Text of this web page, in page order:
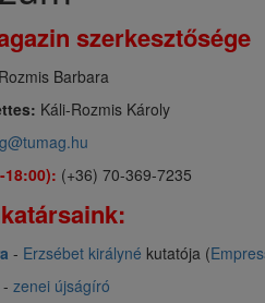
szerkesztősége
Barbara
Káli-Rozmis Károly
18:00): (+36) 70-369-7235
- Erzsébet királyné kutatója (
- zenei újságíró